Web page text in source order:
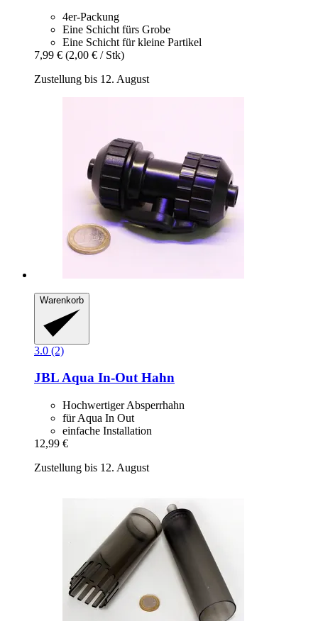
4er-Packung
Eine Schicht fürs Grobe
Eine Schicht für kleine Partikel
7,99 € (2,00 € / Stk)
Zustellung bis 12. August
Warenkorb
3.0 (2)
JBLAqua In-​Out Hahn
Hochwertiger Absperrhahn
für Aqua In Out
einfache Installation
12,99 €
Zustellung bis 12. August